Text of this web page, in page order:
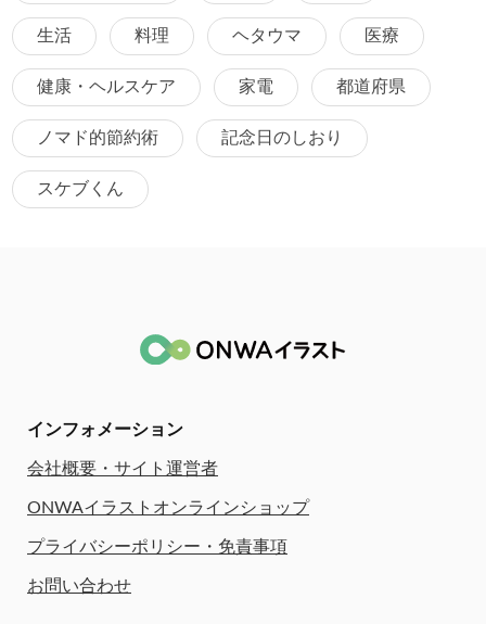
生活 料理 ヘタウマ 医療
健康・ヘルスケア 家電 都道府県
ノマド的節約術 記念日のしおり
スケブくん
インフォメーション
会社概要・サイト運営者
ONWAイラストオンラインショップ
プライバシーポリシー・免責事項
お問い合わせ